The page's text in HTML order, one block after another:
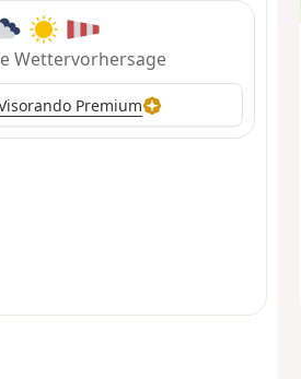
Wettervorhersage
Premium